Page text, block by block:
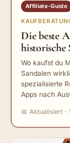
Affiliate-Guide
Die beste
historische
Wo kaufst du
Sandalen
spezialisierte
Apps nach
📅 Aktualisiert ·